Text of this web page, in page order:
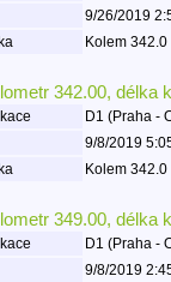
9/26/2019
Kolem
342.00, délka
D1 (Praha -
9/8/2019
Kolem
349.00, délka
D1 (Praha -
9/8/2019